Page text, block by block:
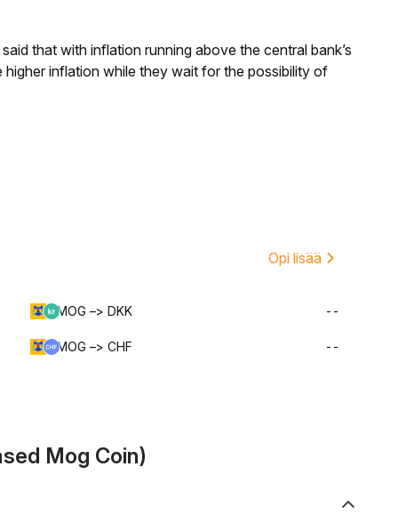
that with inflation running above the central bank’s
inflation while they wait for the possibility of
Opi lisää
MOG –> DKK --
MOG –> CHF --
Mog Coin)